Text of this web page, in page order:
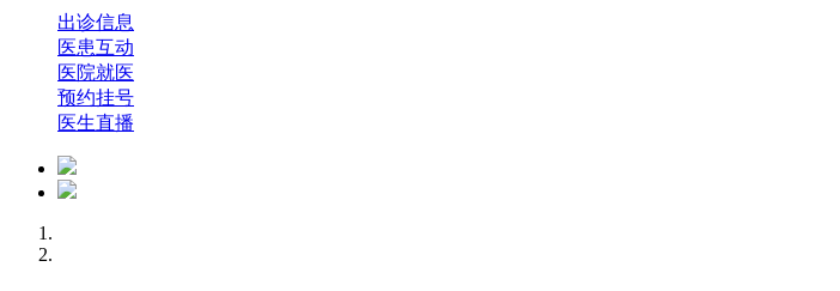
出诊信息
医患互动
医院就医
预约挂号
医生直播